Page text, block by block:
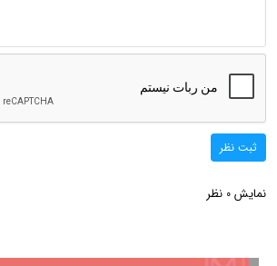
ثبت نظر
نمایش 0 نظر